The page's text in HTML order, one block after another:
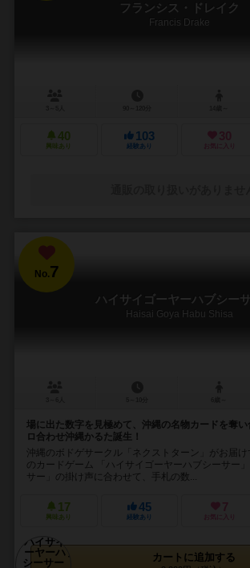
フランシス・ドレイク
Francis Drake
40
興味あり
103
経験あり
30
お気に入り
No.7
ハイサイゴーヤーハブシー
Haisai Goya Habu Shisa
場に出た数字を見極めて、沖縄の名物カードを奪
ロ合わせ沖縄かるた誕生！
沖縄のボドゲサークル「ネクストターン」がお届け
のカードゲーム 「ハイサイゴーヤーハブシーサー
サー」の掛け声に合わせて、手札の数...
17
興味あり
45
経験あり
7
お気に入り
カートに追加する